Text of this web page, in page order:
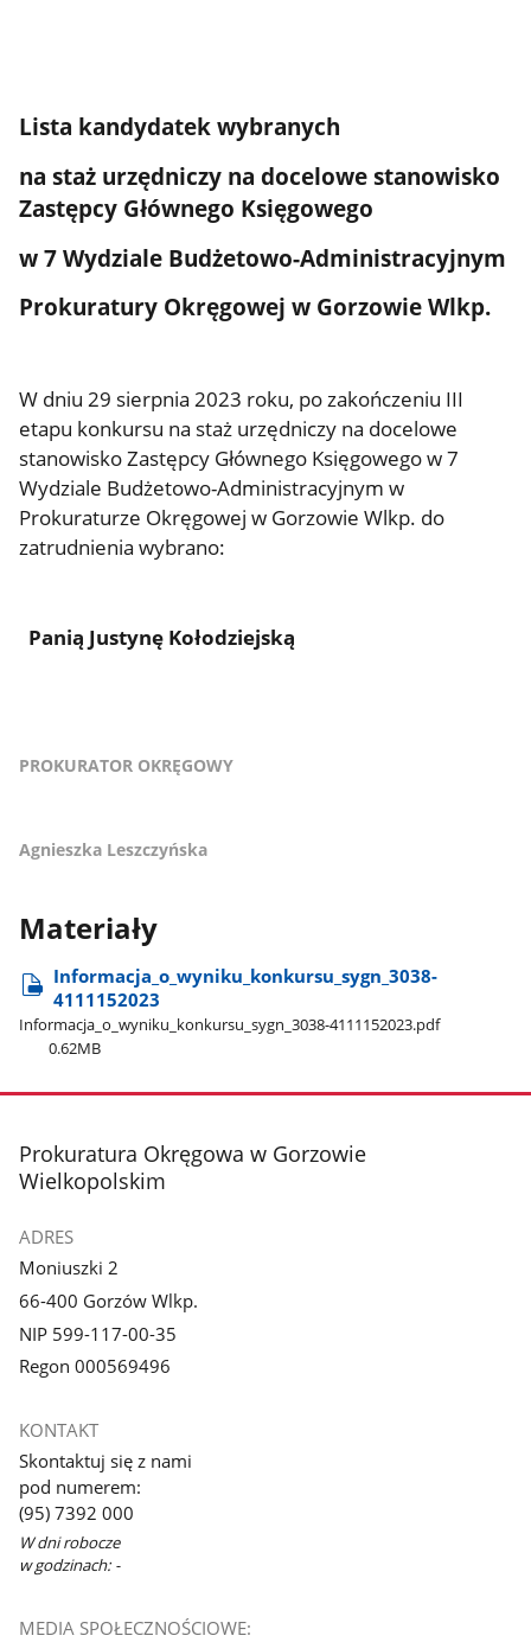
Lista kandydatek wybranych
na staż urzędniczy na docelowe stanowisko
Zastępcy Głównego Księgowego
w 7 Wydziale Budżetowo-Administracyjnym
Prokuratury Okręgowej w Gorzowie Wlkp.
W dniu 29 sierpnia 2023 roku, po zakończeniu III
etapu konkursu na staż urzędniczy na docelowe
stanowisko Zastępcy Głównego Księgowego w 7
Wydziale Budżetowo-Administracyjnym w
Prokuraturze Okręgowej w Gorzowie Wlkp. do
zatrudnienia wybrano:
Panią Justynę Kołodziejską
PROKURATOR OKRĘGOWY
Agnieszka Leszczyńska
Materiały
Informacja​_o​_wyniku​_konkursu​_sygn​_3038-
4111152023
Informacja​_o​_wyniku​_konkursu​_sygn​_3038-4111152023.pdf
0.62MB
stopka
Prokuratura Okręgowa w Gorzowie
Wielkopolskim
ADRES
Moniuszki 2
66-400 Gorzów Wlkp.
NIP 599-117-00-35
Regon 000569496
KONTAKT
Skontaktuj się z nami
pod numerem:
(95) 7392 000
W dni robocze
w godzinach: -
MEDIA SPOŁECZNOŚCIOWE: